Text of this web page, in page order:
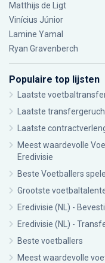
Matthijs de Ligt
Vinícius Júnior
Lamine Yamal
Ryan Gravenberch
Populaire top lijsten
Laatste
Laatste
Laatste
Meest waardevolle
Eredivisie
Beste Voetballers
Grootste
Eredivisie (NL) -
Eredivisie (NL) -
Beste voetballers
Meest waardevolle